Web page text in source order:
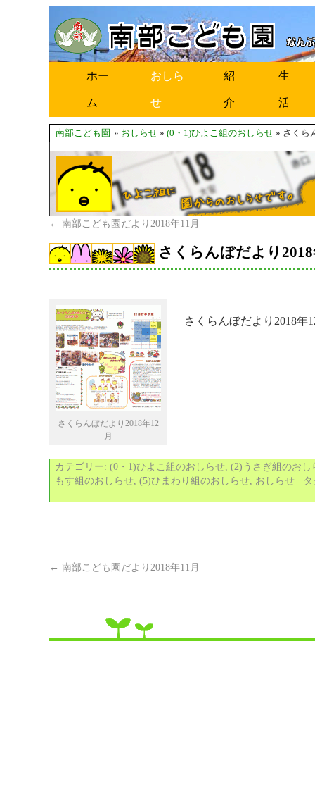
ホー
ム
おしら
せ
紹
介
生
活
南部こども園 » おしらせ » (0・1)ひよこ組のおしらせ » さくら
← 南部こども園だより2018年11月
さくらんぼだより
さくらんぼだより2018年12
月
さくらんぼだより2018年
カテゴリー: (0・1)ひよこ組のおしらせ (2)うさぎ組のおし
もす組のおしらせ (5)ひまわり組のおしらせ おしらせ タ
← 南部こども園だより2018年11月